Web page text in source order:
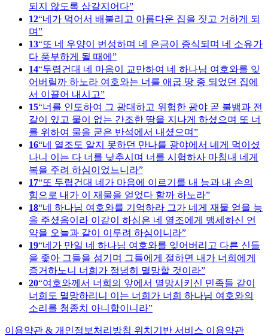
되지 않도록 삼갈지어다
12 네가 먹어서 배불리고 아름다운 집을 짓고 거하게 되
며
13 또 네 우양이 번성하며 네 은금이 증식되며 네 소유가
다 풍부하게 될 때에
14 두렵건대 네 마음이 교만하여 네 하나님 여호와를 잊
어버릴까 하노라 여호와는 너를 애굽 땅 종 되었던 집에
서 이끌어 내시고
15 너를 인도하여 그 광대하고 위험한 광야 곧 불뱀과 전
갈이 있고 물이 없는 간조한 땅을 지나게 하셨으며 또 너
를 위하여 물을 굳은 반석에서 내셨으며
16 네 열조도 알지 못하던 만나를 광야에서 네게 먹이셨
나니 이는 다 너를 낮추시며 너를 시험하사 마침내 네게
복을 주려 하심이었느니라
17 또 두렵건대 네가 마음에 이르기를 내 능과 내 손의
힘으로 내가 이 재물을 얻었다 할까 하노라
18 네 하나님 여호와를 기억하라 그가 네게 재물 얻을 능
을 주셨음이라 이같이 하심은 네 열조에게 맹세하신 언
약을 오늘과 같이 이루려 하심이니라
19 네가 만일 네 하나님 여호와를 잊어버리고 다른 신들
을 좇아 그들을 섬기며 그들에게 절하면 내가 너희에게
증거하노니 너희가 정녕히 멸망할 것이라
20 여호와께서 너희의 앞에서 멸망시키신 민족들 같이
너희도 멸망하리니 이는 너희가 너희 하나님 여호와의
소리를 청종치 아니함이니라
이용약관 & 개인정보처리방침 위치기반 서비스 이용약관